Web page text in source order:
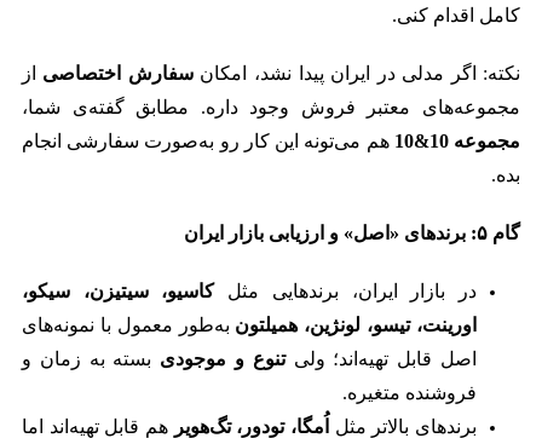
کامل اقدام کنی.
نکته: اگر مدلی در ایران پیدا نشد، امکانسفارش اختصاصی از
مجموعه‌های معتبر فروش وجود داره. مطابق گفته‌ی شما،
مجموعه10&10
هم می‌تونه این کار رو به‌صورت سفارشی انجام
بده.
گام ۵: برندهای «اصل» و ارزیابی بازار ایران
در بازار ایران، برندهایی مثلکاسیو، سیتیزن، سیکو،
اورینت، تیسو، لونژین، همیلتون به‌طور معمول با نمونه‌های
اصل قابل تهیه‌اند؛ ولیتنوع و موجودی بسته به زمان و
فروشنده متغیره.
برندهای بالاتر مثل
اُمگا، تودور، تگ‌هویر هم قابل تهیه‌اند اما